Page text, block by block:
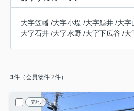
大字笠幡 /大字小堤 /大字鯨井 /大字
大字石井 /大字水野 /大字下広谷 /大
3件（会員物件 2件）
売地